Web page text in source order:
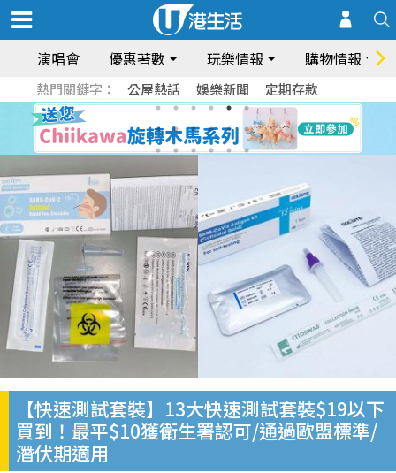
演唱會 優惠著數 玩樂情報 購物情報
熱門關鍵字： 公屋熱話 娛樂新聞 定期存款
【快速測試套裝】13大快速測試套裝$19以下
買到！最平$10獲衛生署認可/通過歐盟標準/
潛伏期適用